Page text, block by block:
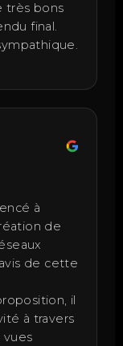
très bons
final.
à
de
de cette
il
à travers
vues